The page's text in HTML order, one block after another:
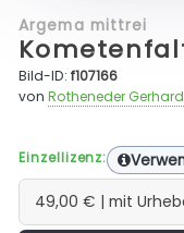
Argema mittrei
Bild-ID:f107166
vonRotheneder Gerhard
Einzellizenz: